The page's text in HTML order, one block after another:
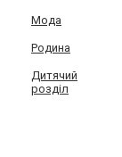
Мода
Родина
Дитячий
розділ